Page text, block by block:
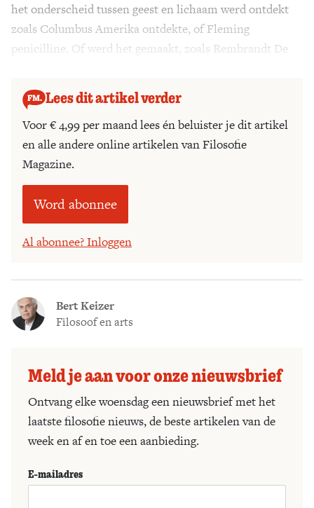
het onderscheid tussen geest en lichaam werd ontdekt
zoals Columbus Amerika ontdekte, of Fleming
penicilline. Of werd het gemaakt, zoals Rembrandt De
Lees dit artikel verder
Voor € 4,99 per maand lees én beluister je dit artikel
en alle andere online artikelen van Filosofie
Magazine.
Word abonnee
Al abonnee? Inloggen
Bert Keizer
Filosoof en arts
Meld je aan voor onze nieuwsbrief
Ontvang elke woensdag een nieuwsbrief met het
laatste filosofie nieuws, de beste artikelen van de
week en af en toe een aanbieding.
E-mailadres